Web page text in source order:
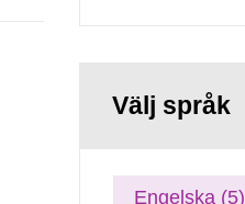
Välj språk
Engelska (5)